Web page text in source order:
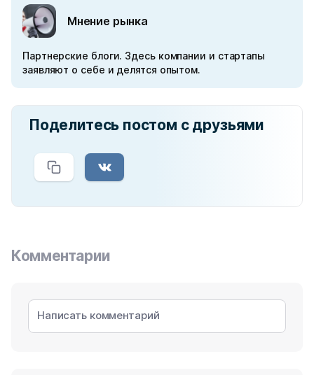
Мнение рынка
Партнерские блоги. Здесь компании и стартапы
заявляют о себе и делятся опытом.
Поделитесь постом с друзьями
Комментарии